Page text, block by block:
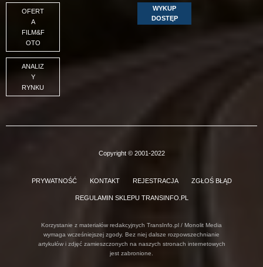
OFERT
A
FILM&F
OTO
ANALIZ
Y
RYNKU
WYKUP
DOSTĘP
Copyright © 2001-2022
PRYWATNOŚĆ KONTAKT REJESTRACJA ZGŁOŚ BŁĄD
REGULAMIN SKLEPU TRANSINFO.PL
Korzystanie z materiałów redakcyjnych TransInfo.pl / Monolit Media
wymaga wcześniejszej zgody. Bez niej dalsze rozpowszechnianie
artykułów i zdjęć zamieszczonych na naszych stronach internetowych
jest zabronione.